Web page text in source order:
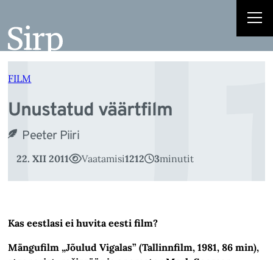
juurde
FILM
Unustatud väärtfilm
Peeter Piiri
22. XII 2011 Vaatamisi1212 3minutit
Kas eestlasi ei huvita eesti film?
Mängufilm „Jõulud Vigalas” (Tallinnfilm, 1981, 86 min),